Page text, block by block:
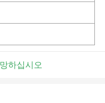
하십시오